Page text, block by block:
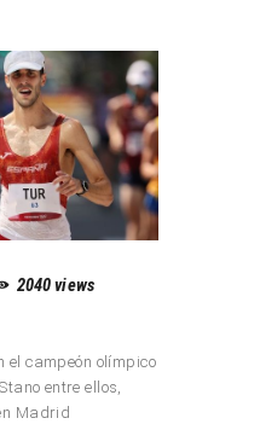
2040views
el campeón olímpico
entre ellos,
Madrid